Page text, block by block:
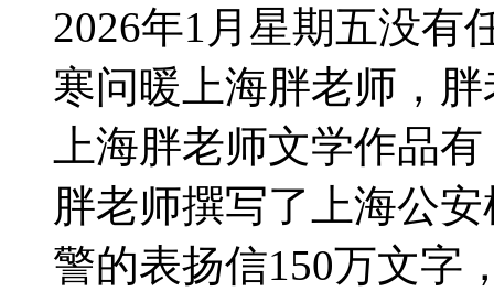
2026年1月星期五没有
寒问暖上海胖老师，
上海胖老师文学作品有
胖老师撰写了上海公
警的表扬信150万文字